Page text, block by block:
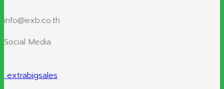
info@exb.co.th
Social Media
extrabigsales